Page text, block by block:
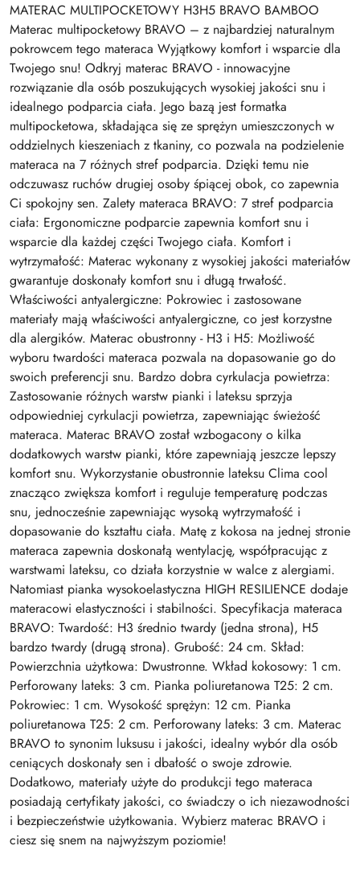
MATERAC MULTIPOCKETOWY H3H5 BRAVO BAMBOO
Materac multipocketowy BRAVO – z najbardziej naturalnym
pokrowcem tego materaca Wyjątkowy komfort i wsparcie dla
Twojego snu! Odkryj materac BRAVO - innowacyjne
rozwiązanie dla osób poszukujących wysokiej jakości snu i
idealnego podparcia ciała. Jego bazą jest formatka
multipocketowa, składająca się ze sprężyn umieszczonych w
oddzielnych kieszeniach z tkaniny, co pozwala na podzielenie
materaca na 7 różnych stref podparcia. Dzięki temu nie
odczuwasz ruchów drugiej osoby śpiącej obok, co zapewnia
Ci spokojny sen. Zalety materaca BRAVO: 7 stref podparcia
ciała: Ergonomiczne podparcie zapewnia komfort snu i
wsparcie dla każdej części Twojego ciała. Komfort i
wytrzymałość: Materac wykonany z wysokiej jakości materiałów
gwarantuje doskonały komfort snu i długą trwałość.
Właściwości antyalergiczne: Pokrowiec i zastosowane
materiały mają właściwości antyalergiczne, co jest korzystne
dla alergików. Materac obustronny - H3 i H5: Możliwość
wyboru twardości materaca pozwala na dopasowanie go do
swoich preferencji snu. Bardzo dobra cyrkulacja powietrza:
Zastosowanie różnych warstw pianki i lateksu sprzyja
odpowiedniej cyrkulacji powietrza, zapewniając świeżość
materaca. Materac BRAVO został wzbogacony o kilka
dodatkowych warstw pianki, które zapewniają jeszcze lepszy
komfort snu. Wykorzystanie obustronnie lateksu Clima cool
znacząco zwiększa komfort i reguluje temperaturę podczas
snu, jednocześnie zapewniając wysoką wytrzymałość i
dopasowanie do kształtu ciała. Matę z kokosa na jednej stronie
materaca zapewnia doskonałą wentylację, współpracując z
warstwami lateksu, co działa korzystnie w walce z alergiami.
Natomiast pianka wysokoelastyczna HIGH RESILIENCE dodaje
materacowi elastyczności i stabilności. Specyfikacja materaca
BRAVO: Twardość: H3 średnio twardy (jedna strona), H5
bardzo twardy (drugą strona). Grubość: 24 cm. Skład:
Powierzchnia użytkowa: Dwustronne. Wkład kokosowy: 1 cm.
Perforowany lateks: 3 cm. Pianka poliuretanowa T25: 2 cm.
Pokrowiec: 1 cm. Wysokość sprężyn: 12 cm. Pianka
poliuretanowa T25: 2 cm. Perforowany lateks: 3 cm. Materac
BRAVO to synonim luksusu i jakości, idealny wybór dla osób
ceniących doskonały sen i dbałość o swoje zdrowie.
Dodatkowo, materiały użyte do produkcji tego materaca
posiadają certyfikaty jakości, co świadczy o ich niezawodności
i bezpieczeństwie użytkowania. Wybierz materac BRAVO i
ciesz się snem na najwyższym poziomie!